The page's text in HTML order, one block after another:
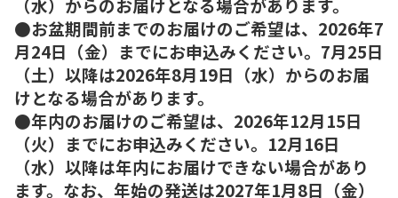
●お盆期間前までのお届けのご希望は、2026年7
月24日（金）までにお申込みください。7月25日
（土）以降は2026年8月19日（水）からのお届
けとなる場合があります。
●年内のお届けのご希望は、2026年12月15日
（火）までにお申込みください。12月16日
（水）以降は年内にお届けできない場合があり
ます。なお、年始の発送は2027年1月8日（金）